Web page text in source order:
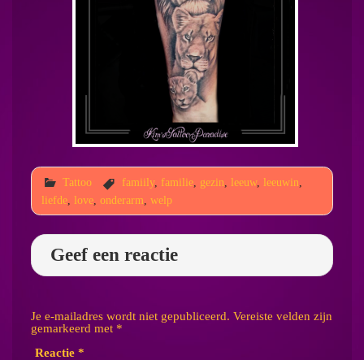
Tattoo famiily, familie, gezin leeuw, leeuwin
liefde, love, onderarm welp
Geef een reactie
Je e-mailadres wordt niet gepubliceerd. Vereiste velden zijn
gemarkeerd met *
Reactie *